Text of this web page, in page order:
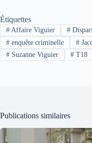
Étiquettes
#Affaire Viguier #
#enquête criminelle #
#Suzanne Viguier #T18
Publications similaires